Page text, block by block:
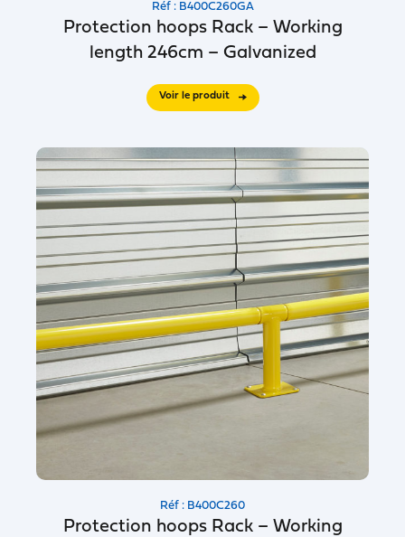
Réf : B400C260GA
Protection hoops Rack – Working
length 246cm – Galvanized
Voir le produit
Réf : B400C260
Protection hoops Rack – Working